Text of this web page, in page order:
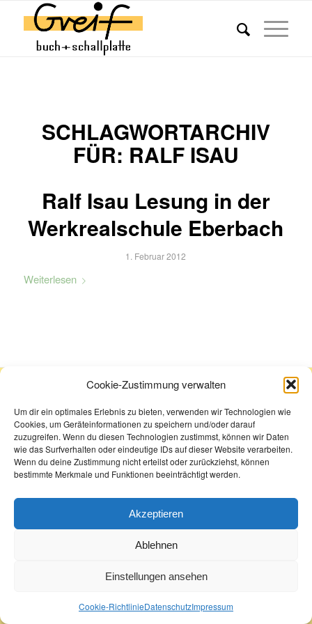
Cookie-Zustimmung verwalten
Um dir ein optimales Erlebnis zu bieten, verwenden wir Technologien wie
Cookies, um Geräteinformationen zu speichern und/oder darauf
zuzugreifen. Wenn du diesen Technologien zustimmst, können wir Daten
wie das Surfverhalten oder eindeutige IDs auf dieser Website verarbeiten.
Wenn du deine Zustimmung nicht erteilst oder zurückziehst, können
bestimmte Merkmale und Funktionen beeinträchtigt werden.
Akzeptieren
Ablehnen
Einstellungen ansehen
Cookie-RichtlinieDatenschutzImpressum
SCHLAGWORTARCHIV
FÜR: RALF ISAU
Ralf Isau Lesung in der
Werkrealschule Eberbach
1. Februar 2012
Weiterlesen
© Copyright 2022 - Buchhandlung Greif
Cookie-Richtlinie